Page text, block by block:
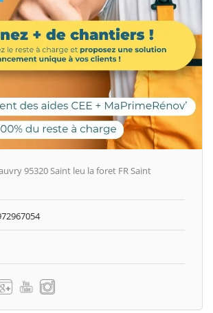
95320 Saint leu la foret FR Saint